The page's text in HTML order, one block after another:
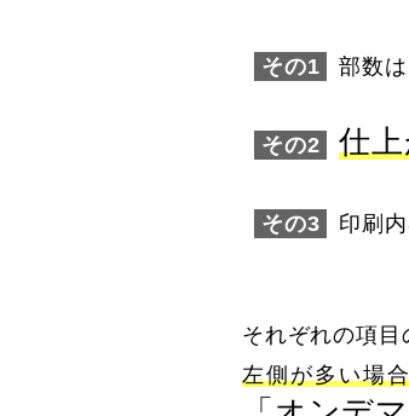
その1 部数
その2 仕上
その3 印刷
それぞれの項目
左側が多い場